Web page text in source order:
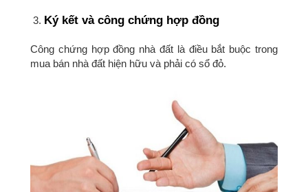
Ký kết và công chứng hợp đồng
Công chứng hợp đồng nhà đất là điều bắt buộc trong
mua bán nhà đất hiện hữu và phải có sổ đỏ.